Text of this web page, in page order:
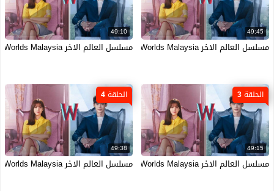
49:45
مسلسل العالم الاخر W Two Worlds Malaysia الحلقة 6 السادسة مترجمة HD
49:10
مسلسل العالم الاخر W Two Worlds Malaysia الحلقة 2 الثانية مترجمة HD
49:15
الحلقة 3
مسلسل العالم الاخر W Two Worlds Malaysia الحلقة 3 الثالثة مترجمة HD
49:38
الحلقة 4
مسلسل العالم الاخر W Two Worlds Malaysia الحلقة 4 الرابعة مترجمة HD